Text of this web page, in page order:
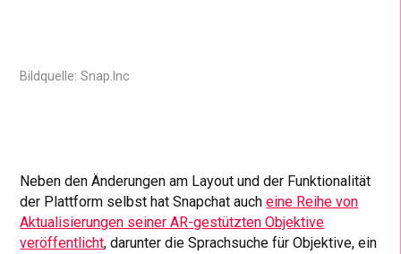
Bildquelle: Snap.Inc
Neben den Änderungen am Layout und der Funktionalität
der Plattform selbst hat Snapchat aucheine Reihe von
Aktualisierungen seiner AR-gestützten Objektive
veröffentlicht, darunter die Sprachsuche für Objektive, ein